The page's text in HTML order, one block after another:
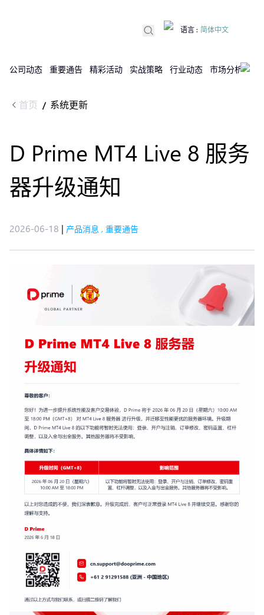
公司动态 重要通告 精彩活动 实战策略 行业动态 市场分析
语言 : 简体中文
首页 / 系统更新
D Prime MT4 Live 8 服务
器升级通知
2026-06-18 | 产品消息 , 重要通告